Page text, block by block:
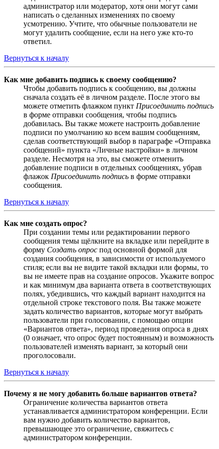
администратор или модератор, хотя они могут сами
написать о сделанных изменениях по своему
усмотрению. Учтите, что обычные пользователи не
могут удалить сообщение, если на него уже кто-то
ответил.
Вернуться к началу
Как мне добавить подпись к своему сообщению?
Чтобы добавить подпись к сообщению, вы должны
сначала создать её в личном разделе. После этого вы
можете отметить флажком пункт Присоединить подпись
в форме отправки сообщения, чтобы подпись
добавилась. Вы также можете настроить добавление
подписи по умолчанию ко всем вашим сообщениям,
сделав соответствующий выбор в параграфе «Отправка
сообщений» пункта «Личные настройки» в личном
разделе. Несмотря на это, вы сможете отменить
добавление подписи в отдельных сообщениях, убрав
флажок Присоединить подпись в форме отправки
сообщения.
Вернуться к началу
Как мне создать опрос?
При создании темы или редактировании первого
сообщения темы щёлкните на вкладке или перейдите в
форму Создать опрос под основной формой для
создания сообщения, в зависимости от используемого
стиля; если вы не видите такой вкладки или формы, то
вы не имеете прав на создание опросов. Укажите вопрос
и как минимум два варианта ответа в соответствующих
полях, убедившись, что каждый вариант находится на
отдельной строке текстового поля. Вы также можете
задать количество вариантов, которые могут выбрать
пользователи при голосовании, с помощью опции
«Вариантов ответа», период проведения опроса в днях
(0 означает, что опрос будет постоянным) и возможность
пользователей изменять вариант, за который они
проголосовали.
Вернуться к началу
Почему я не могу добавить больше вариантов ответа?
Ограничение количества вариантов ответа
устанавливается администратором конференции. Если
вам нужно добавить количество вариантов,
превышающее это ограничение, свяжитесь с
администратором конференции.